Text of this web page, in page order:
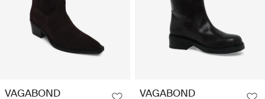
VAGABOND VAGABOND